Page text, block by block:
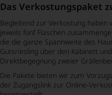
Das Verkostungspaket
Begleitend zur Verkostung
jeweils fünf Flaschen
die die ganze Spannweite des
Gutsriesling über den Kabinett
Direktbegegnung zweier
Die Pakete bieten wir zum
der Zugangslink zur Online-